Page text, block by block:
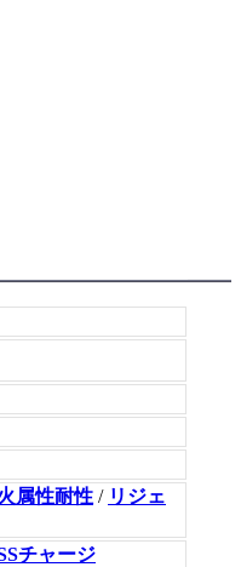
属性耐性 / リジェ
チャージ